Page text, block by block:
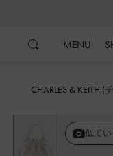
MENU
CHARLES & KEITH
似て